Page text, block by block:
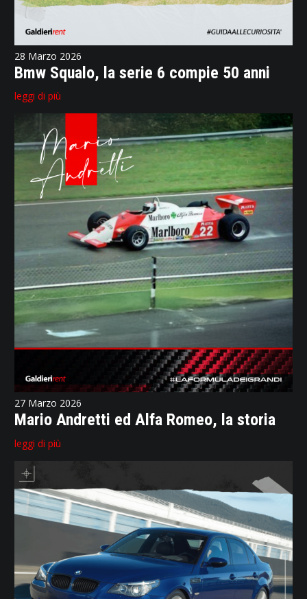
28 Marzo 2026
Bmw Squalo, la serie 6 compie 50 anni
leggi di più
27 Marzo 2026
Mario Andretti ed Alfa Romeo, la storia
leggi di più